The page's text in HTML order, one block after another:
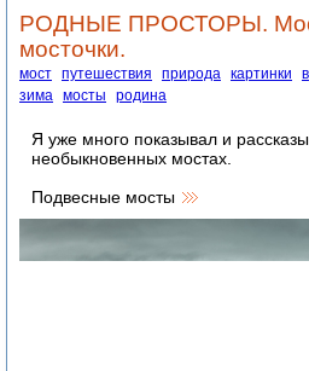
РОДНЫЕ ПРОСТОРЫ.
мосточки.
мост путешествия природа картинки
зима мосты родина
Я уже много показывал и
необыкновенных мостах.
Подвесные мосты